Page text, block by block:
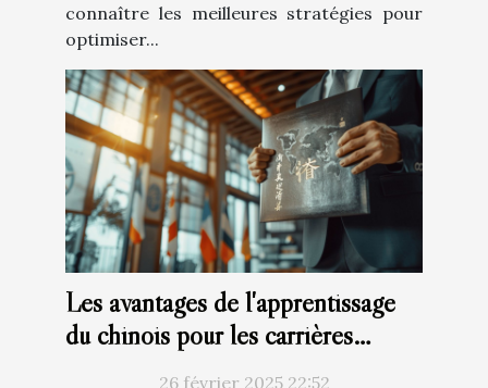
connaître les meilleures stratégies pour
optimiser...
Les avantages de l'apprentissage
du chinois pour les carrières
internationales26 février 2025 22:52